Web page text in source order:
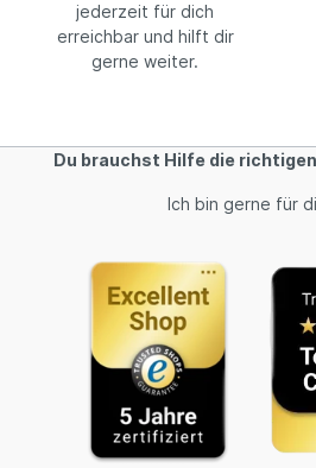
jederzeit für dich
erreichbar und hilft dir
gerne weiter.
Du brauchst Hilfe die
Ich bin gerne für